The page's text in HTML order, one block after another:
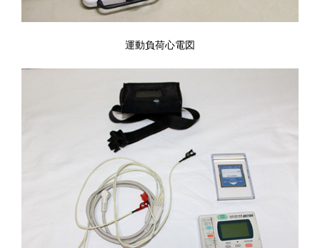
運動負荷心電図